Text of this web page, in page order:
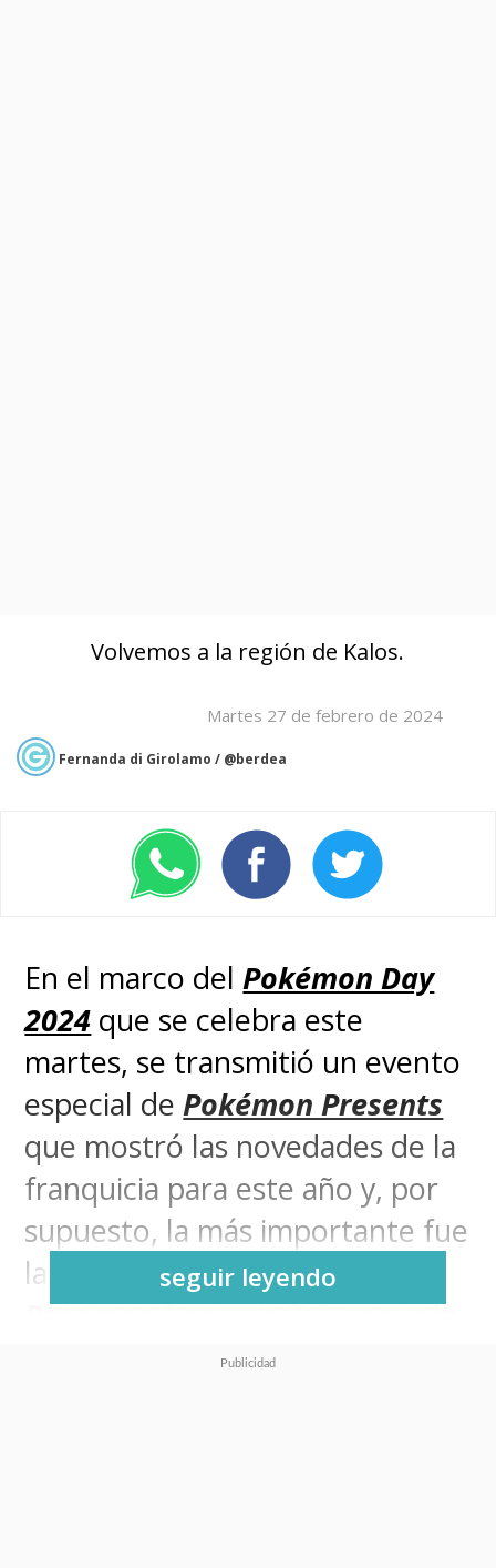
Volvemos a la región de Kalos.
Martes 27 de febrero de 2024
Fernanda di Girolamo / @berdea
En el marco delPokémon Day
2024 que se celebra este
martes, se transmitió un evento
especial dePokémon Presents
que mostró las novedades de la
franquicia para este año y, por
supuesto, la más importante fue
la última: en 2025 llega
Pokémon Legends Z-A, secuela
Pokémon Legends:
seguir leyendo